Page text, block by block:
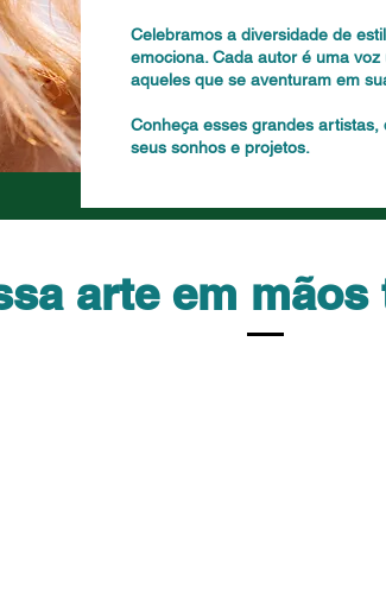
Celebramos a diversidade de
emociona. Cada autor é uma
aqueles que se aventuram em
Conheça esses grandes
seus sonhos e projetos.
arte em